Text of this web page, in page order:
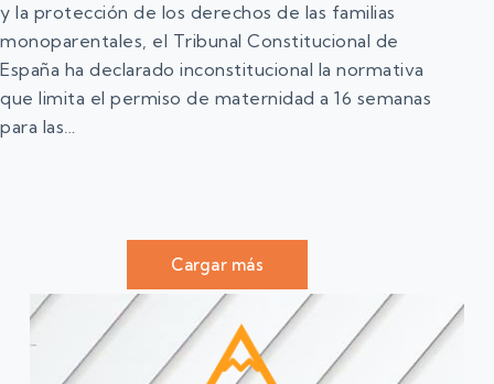
y la protección de los derechos de las familias
monoparentales, el Tribunal Constitucional de
España ha declarado inconstitucional la normativa
que limita el permiso de maternidad a 16 semanas
para las…
Cargar más